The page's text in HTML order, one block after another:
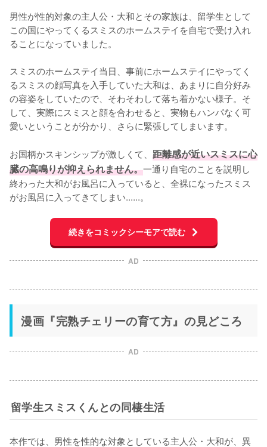
男性が性的対象の主人公・大和とその家族は、留学生として
この国にやってくるスミスのホームステイを自宅で受け入れ
ることになっていました。
スミスのホームステイ当日、事前にホームステイにやってく
るスミスの顔写真を入手していた大和は、あまりに自分好み
の容姿をしていたので、そわそわして落ち着かない様子。そ
して、実際にスミスと顔を合わせると、実物もハンパなく可
愛いということが分かり、さらに緊張してしまいます。
お国柄かスキンシップが激しくて、 距離感が近いスミスに心
臓の高鳴りが抑えられません。一通り自宅のことを説明し
終わった大和がお風呂に入っていると、全裸になったスミス
がお風呂に入ってきてしまい......。
続きをコミックシーモアで読む
AD
漫画『完熟チェリーの育て方』の見どころ
AD
留学生スミスくんとの同棲生活
本作では、男性を性的な対象としている主人公・大和が、異